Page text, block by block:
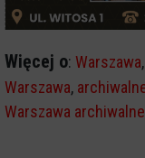
Więcej o: Warszawa,
Warszawa,
Warszawa